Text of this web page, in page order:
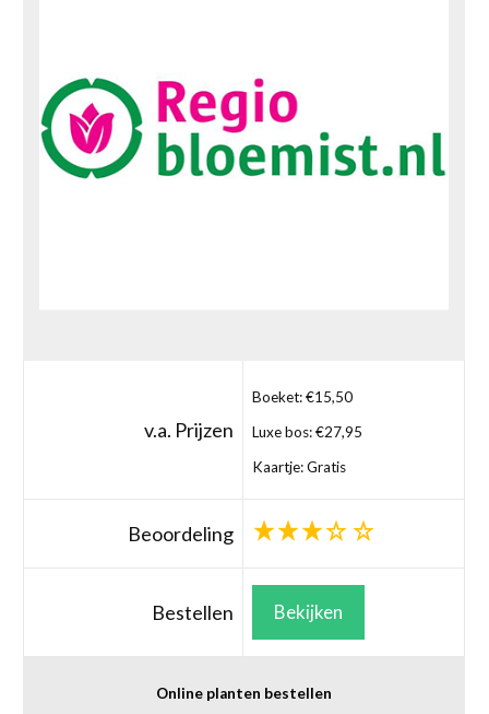
v.a. Prijzen
Boeket: €15,50
Luxe bos: €27,95
Kaartje: Gratis
Beoordeling
Bestellen Bekijken
Online planten bestellen